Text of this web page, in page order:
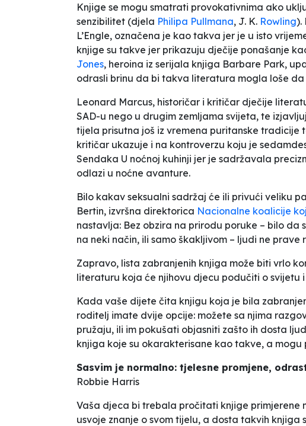
Knjige se mogu smatrati provokativnima ako
senzibilitet (djela Philipa Pullmana, J. K. Rowling).
L’Engle, označena je kao takva jer je u isto
knjige su takve jer prikazuju dječije ponašanje
Jones, heroina iz serijala knjiga Barbare Park,
odrasli brinu da bi takva literatura mogla loše
Leonard Marcus, historičar i kritičar dječije
SAD-u nego u drugim zemljama svijeta, te
tijela prisutna još iz vremena puritanske tradicije
kritičar ukazuje i na kontroverzu koju je
Sendaka U noćnoj kuhinji jer je sadržavala
odlazi u noćne avanture.
Bilo kakav seksualni sadržaj će ili privući veliku
Bertin, izvršna direktorica Nacionalne koalicije
nastavlja: Bez obzira na prirodu poruke – bilo da
na neki način, ili samo škakljivom – ljudi ne prave
Zapravo, lista zabranjenih knjiga može biti vrlo
literaturu koja će njihovu djecu podučiti o svijetu i
Kada vaše dijete čita knjigu koja je bila
roditelj imate dvije opcije: možete sa njima
pružaju, ili im pokušati objasniti zašto ih dosta
knjiga koje su okarakterisane kao takve, a mogu
Sasvim je normalno: tjelesne promjene,
Robbie Harris
Vaša djeca bi trebala pročitati knjige primjerene
usvoje znanje o svom tijelu, a dosta takvih knjiga